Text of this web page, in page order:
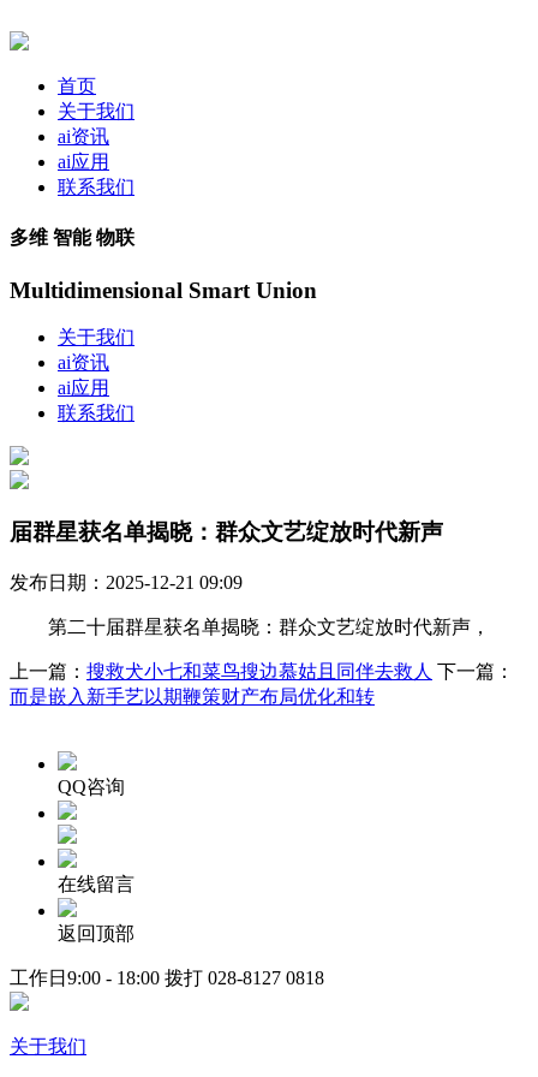
首页
关于我们
ai资讯
ai应用
联系我们
多维 智能 物联
Multidimensional Smart Union
关于我们
ai资讯
ai应用
联系我们
届群星获名单揭晓：群众文艺绽放时代新声
发布日期：2025-12-21 09:09
第二十届群星获名单揭晓：群众文艺绽放时代新声，
上一篇： 搜救犬小七和菜鸟搜边慕姑且同伴去救人 下一篇：
而是嵌入新手艺以期鞭策财产布局优化和转
QQ咨询
在线留言
返回顶部
工作日9:00 - 18:00 拨打 028-8127 0818
关于我们